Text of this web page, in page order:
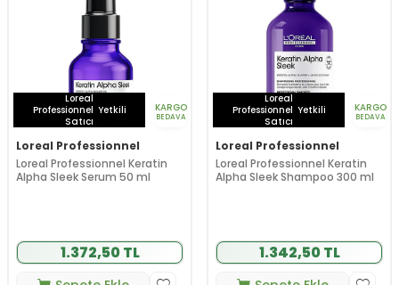
Loreal
Professionnel Yetkili
Satıcı
KARGO
BEDAVA
Loreal Professionnel
Loreal Professionnel Keratin
Alpha Sleek Serum 50 ml
1.372,50 TL
Loreal
Professionnel Yetkili
Satıcı
KARGO
BEDAVA
Loreal Professionnel
Loreal Professionnel Keratin
Alpha Sleek Shampoo 300 ml
1.342,50 TL